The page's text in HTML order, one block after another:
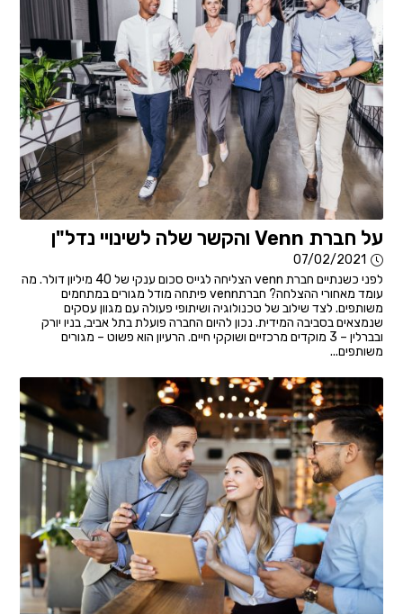
על חברת Venn והקשר שלה לשינויי נדל"ן
07/02/2021
לפני כשנתיים חברת venn הצליחה לגייס סכום ענקי של 40 מיליון דולר. מה
עומד מאחורי ההצלחה? חברתvenn פיתחה מודל מגורים במתחמים
משותפים. לצד שילוב של טכנולוגיה ושיתופי פעולה עם מגוון עסקים
שנמצאים בסביבה המידית. נכון להיום החברה פועלת בתל אביב, בניו יורק
ובברלין – 3 מוקדים מרכזיים ושוקקי חיים. הרעיון הוא פשוט – מגורים
משותפים...